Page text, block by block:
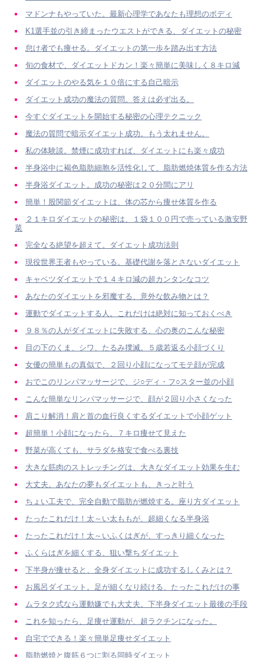
マドンナもやっていた。最新心理学であなたも理想のボディ
K1選手並の引き締まったウエストができる、ダイエットの秘密
怠け者でも痩せる。ダイエットの第一歩を踏み出す方法
旬の食材で、ダイエットドカン！楽々簡単に美味しく８キロ減
ダイエットのやる気を１０倍にする自己暗示
ダイエット成功の魔法の質問。答えは必ず出る。
今すぐダイエットを開始する秘密の心理テクニック
魔法の質問で暗示ダイエット成功。もう太れません。
私の体験談。禁煙に成功すれば、ダイエットにも楽々成功
半身浴中に褐色脂肪細胞を活性化して、脂肪燃焼体質を作る方法
半身浴ダイエット。成功の秘密は２０分間にアリ
簡単！股関節ダイエットは、体の芯から痩せ体質を作る
２１キロダイエットの秘密は、１袋１００円で売っている激安野
菜
完全なる絶望を超えて。ダイエット成功法則
現役世界王者もやっている。基礎代謝を落とさないダイエット
キャベツダイエットで１４キロ減の超カンタンなコツ
あなたのダイエットを邪魔する、意外な飲み物とは？
運動でダイエットする人。これだけは絶対に知っておくべき
９８％の人がダイエットに失敗する、心の奥のこんな秘密
目の下のくま、シワ、たるみ撲滅。５歳若返る小顔づくり
女優の簡単もの真似で、２回り小顔になってモテ顔が完成
おでこのリンパマッサージで、ジ○ディ・フ○スター並の小顔
こんな簡単なリンパマッサージで、顔が２回り小さくなった
肩こり解消！肩と首の血行良くするダイエットで小顔ゲット
超簡単！小顔になったら、７キロ痩せて見えた
野菜が高くても、サラダを格安で食べる裏技
大きな筋肉のストレッチングは、大きなダイエット効果を生む
大丈夫。あなたの夢もダイエットも、きっと叶う
ちょい工夫で、完全自動で脂肪が燃焼する。座り方ダイエット
たったこれだけ！太～い太ももが、超細くなる半身浴
たったこれだけ！太～いふくはぎが、すっきり細くなった
ふくらはぎを細くする、狙い撃ちダイエット
下半身が痩せると、全身ダイエットに成功するしくみとは？
お風呂ダイエット。足が細くなり続ける、たったこれだけの事
ムラタク式なら運動嫌でも大丈夫。下半身ダイエット最後の手段
これを知ったら、足痩せ運動が、超ラクチンになった。
自宅でできる！楽々簡単足痩せダイエット
脂肪燃焼と腹筋６つに割る同時ダイエット